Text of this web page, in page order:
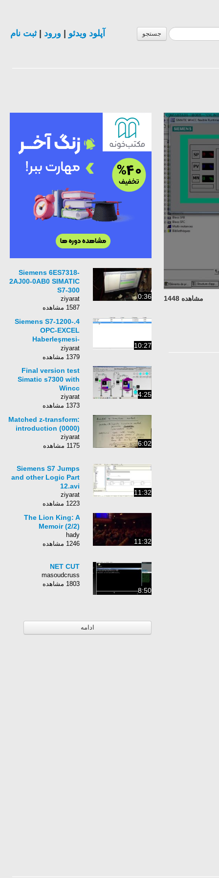
جستجو آپلود ویدئو ورود |ثبت نام
مشاهده 1448 0:36
Siemens 6ES7318-
2AJ00-0AB0 SIMATIC
S7-300
ziyarat
1587 مشاهده
10:27
4.Siemens S7-1200-
OPC-EXCEL
Haberleşmesi-
KepServer-&quot;PLC
Automation Training-
Communication&quot;
ziyarat
1379 مشاهده
4:25
Final version test
Simatic s7300 with
Wincc
ziyarat
1373 مشاهده
6:02
Matched z-transform:
introduction (0000)
ziyarat
1175 مشاهده
11:32
Siemens S7 Jumps
and other Logic Part
12.avi
ziyarat
1223 مشاهده
11:32
The Lion King: A
Memoir (2/2)
hady
1246 مشاهده
8:50
NET CUT
masoudcruss
1803 مشاهده
ادامه